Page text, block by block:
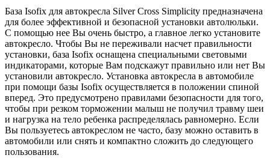
База Isofix для автокресла Silver Cross Simplicity предназначена
для более эффективной и безопасной установки автолюльки.
С помощью нее Вы очень быстро, а главное легко установите
автокресло. Чтобы Вы не переживали насчет правильности
установки, база Isofix оснащена специальными световыми
индикаторами, которые Вам подскажут правильно или нет Вы
установили автокресло. Установка автокресла в автомобиле
при помощи базы Isofix осуществляется в положении спиной
вперед. Это предусмотрено правилами безопасности для того,
чтобы при резком торможении малыш не получил травму шеи
и нагрузка на тело ребенка распределялась равномерно. Если
Вы пользуетесь автокреслом не часто, базу можно оставить в
автомобили или снять и компактно сложить до следующего
пользования.